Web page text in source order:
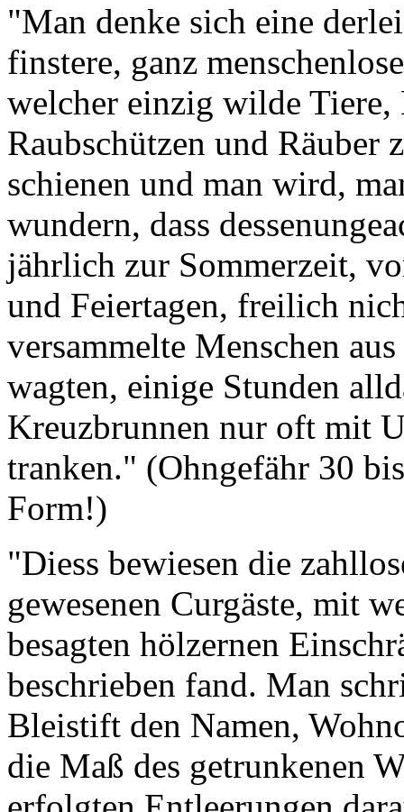
"Man denke sich eine
finstere, ganz
welcher einzig wilde
Raubschützen und Räuber
schienen und man wird,
wundern, dass
jährlich zur Sommerzeit,
und Feiertagen, freilich
versammelte Menschen
wagten, einige Stunden
Kreuzbrunnen nur oft mit
tranken." (Ohngefähr 30
Form!)
"Diess bewiesen die
gewesenen Curgäste, mit
besagten hölzernen
beschrieben fand. Man
Bleistift den Namen,
die Maß des getrunkenen